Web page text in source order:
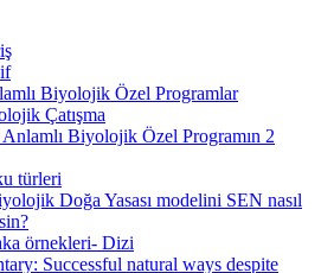
Biyolojik Özel Programlar
Çatışma
Biyolojik Özel Programın 2
türleri
Doğa Yasası modelini SEN nasıl
örnekleri- Dizi
Successful natural ways despite